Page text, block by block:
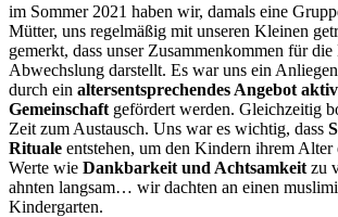
im Sommer 2021 haben wir, damals eine
Mütter, uns regelmäßig mit unseren Kleinen
gemerkt, dass unser Zusammenkommen für
Abwechslung darstellt. Es war uns ein
durch ein altersentsprechendes Angebot
Gemeinschaft gefördert werden. Gleichzeitig
Zeit zum Austausch. Uns war es wichtig, dass
Rituale entstehen, um den Kindern ihrem Alter
Werte wie Dankbarkeit und Achtsamkeit zu
ahnten langsam… wir dachten an einen
Kindergarten.